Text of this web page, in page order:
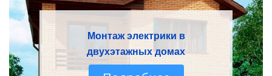
Монтаж электрики в
двухэтажных домах